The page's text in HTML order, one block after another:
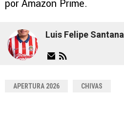
por Amazon Prime.
Luis Felipe Santana
APERTURA 2026 CHIVAS